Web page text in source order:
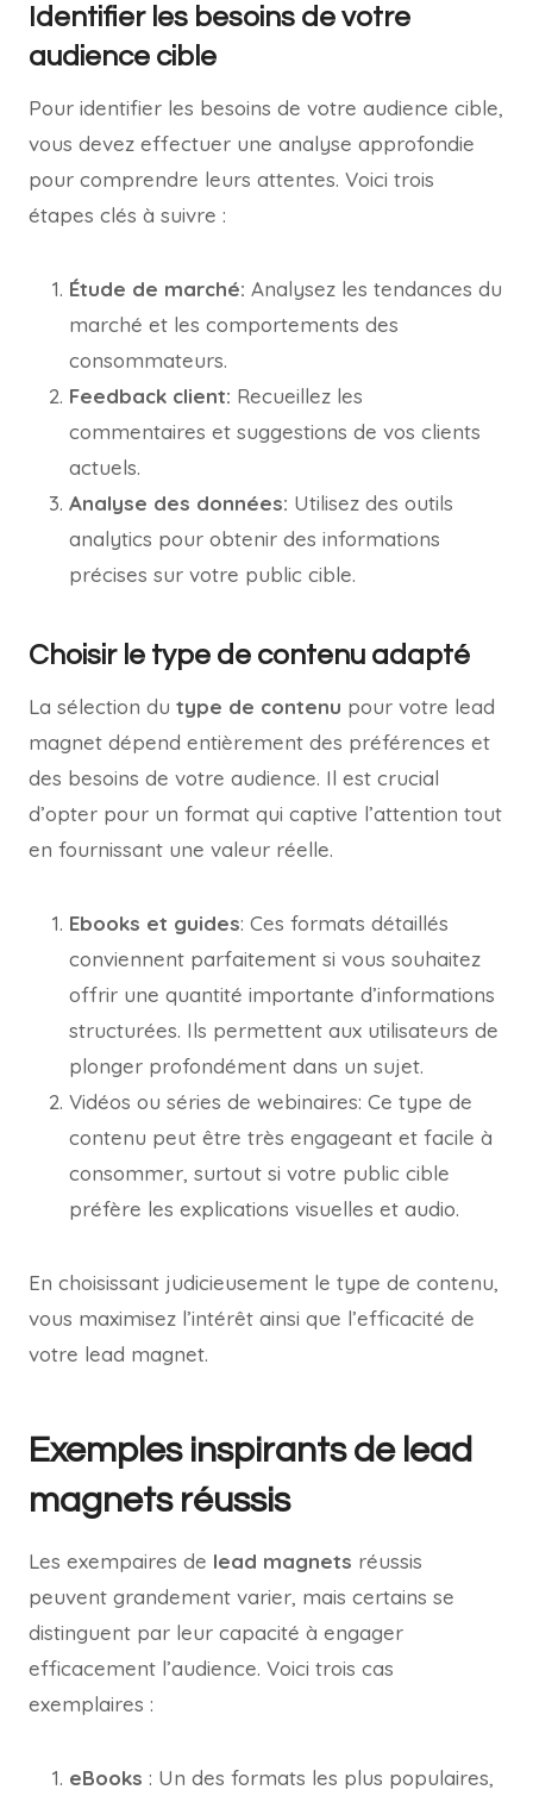
Identifier les besoins de votre
audience cible
Pour identifier les besoins de votre audience cible,
vous devez effectuer une analyse approfondie
pour comprendre leurs attentes. Voici trois
étapes clés à suivre :
Étude de marché: Analysez les tendances du
marché et les comportements des
consommateurs.
Feedback client: Recueillez les
commentaires et suggestions de vos clients
actuels.
Analyse des données: Utilisez des outils
analytics pour obtenir des informations
précises sur votre public cible.
Choisir le type de contenu adapté
La sélection du type de contenu pour votre lead
magnet dépend entièrement des préférences et
des besoins de votre audience. Il est crucial
d’opter pour un format qui captive l’attention tout
en fournissant une valeur réelle.
Ebooks et guides: Ces formats détaillés
conviennent parfaitement si vous souhaitez
offrir une quantité importante d’informations
structurées. Ils permettent aux utilisateurs de
plonger profondément dans un sujet.
Vidéos ou séries de webinaires: Ce type de
contenu peut être très engageant et facile à
consommer, surtout si votre public cible
préfère les explications visuelles et audio.
En choisissant judicieusement le type de contenu,
vous maximisez l’intérêt ainsi que l’efficacité de
votre lead magnet.
Exemples inspirants de lead
magnets réussis
Les exempaires de lead magnets réussis
peuvent grandement varier, mais certains se
distinguent par leur capacité à engager
efficacement l’audience. Voici trois cas
exemplaires :
eBooks : Un des formats les plus populaires,